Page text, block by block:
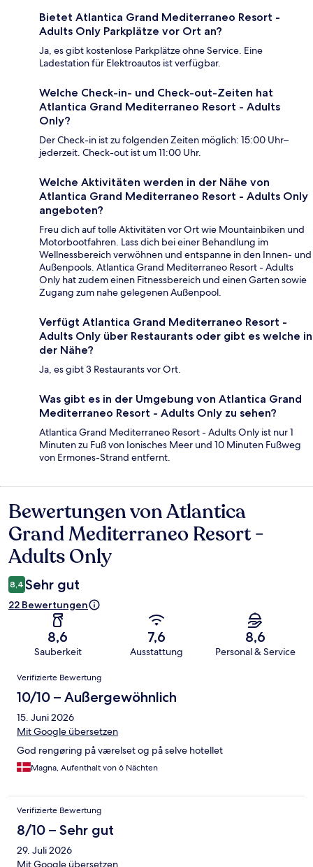
Bietet Atlantica Grand Mediterraneo Resort -
Adults Only Parkplätze vor Ort an?
Ja, es gibt kostenlose Parkplätze ohne Service. Eine
Ladestation für Elektroautos ist verfügbar.
Welche Check-in- und Check-out-Zeiten hat
Atlantica Grand Mediterraneo Resort - Adults
Only?
Der Check-in ist zu folgenden Zeiten möglich: 15:00 Uhr–
jederzeit. Check-out ist um 11:00 Uhr.
Welche Aktivitäten werden in der Nähe von
Atlantica Grand Mediterraneo Resort - Adults Only
angeboten?
Freu dich auf tolle Aktivitäten vor Ort wie Mountainbiken und
Motorbootfahren. Lass dich bei einer Behandlung im
Wellnessbereich verwöhnen und entspanne in den Innen- und
Außenpools. Atlantica Grand Mediterraneo Resort - Adults
Only hat zudem einen Fitnessbereich und einen Garten sowie
Zugang zum nahe gelegenen Außenpool.
Verfügt Atlantica Grand Mediterraneo Resort -
Adults Only über Restaurants oder gibt es welche in
der Nähe?
Ja, es gibt 3 Restaurants vor Ort.
Was gibt es in der Umgebung von Atlantica Grand
Mediterraneo Resort - Adults Only zu sehen?
Atlantica Grand Mediterraneo Resort - Adults Only ist nur 1
Minuten zu Fuß von Ionisches Meer und 10 Minuten Fußweg
von Ermones-Strand entfernt.
Bewertungen
Bewertungen von Atlantica
Grand Mediterraneo Resort -
Adults Only
8,4 Sehr gut
22 Bewertungen
8,6
Sauberkeit
7,6
Ausstattung
8,6
Personal & Service
Bewertungen
Verifizierte Bewertung
10/10 – Außergewöhnlich
15. Juni 2026
Mit Google übersetzen
God rengøring på værelset og på selve hotellet
Magna, Aufenthalt von 6 Nächten
Verifizierte Bewertung
8/10 – Sehr gut
29. Juli 2026
Mit Google übersetzen